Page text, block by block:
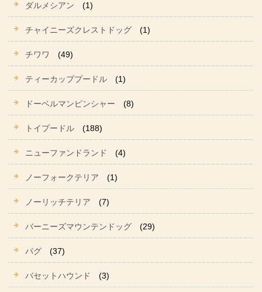
ダルメシアン (1)
チャイニーズクレストドッグ (1)
チワワ (49)
ティーカッププードル (1)
ドーベルマンピンシャー (8)
トイプードル (188)
ニューファンドランド (4)
ノーフォークテリア (1)
ノーリッチテリア (7)
バーニーズマウンテンドッグ (29)
パグ (37)
バセットハウンド (3)